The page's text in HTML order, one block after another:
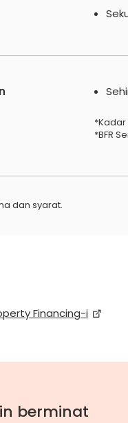
*BFR
dan syarat.
Financing-i
berminat